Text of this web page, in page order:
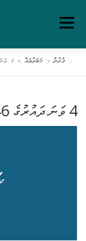
content
Menu
ފެށުން
ފެށުން» ޚަބަރުތައް » 4 ވަނަ ދައުރުގެ 146 ވަނަ ޖަލްސާ
4 ވަނަ ދައުރުގެ 146 ވަނަ ޖަލްސާ